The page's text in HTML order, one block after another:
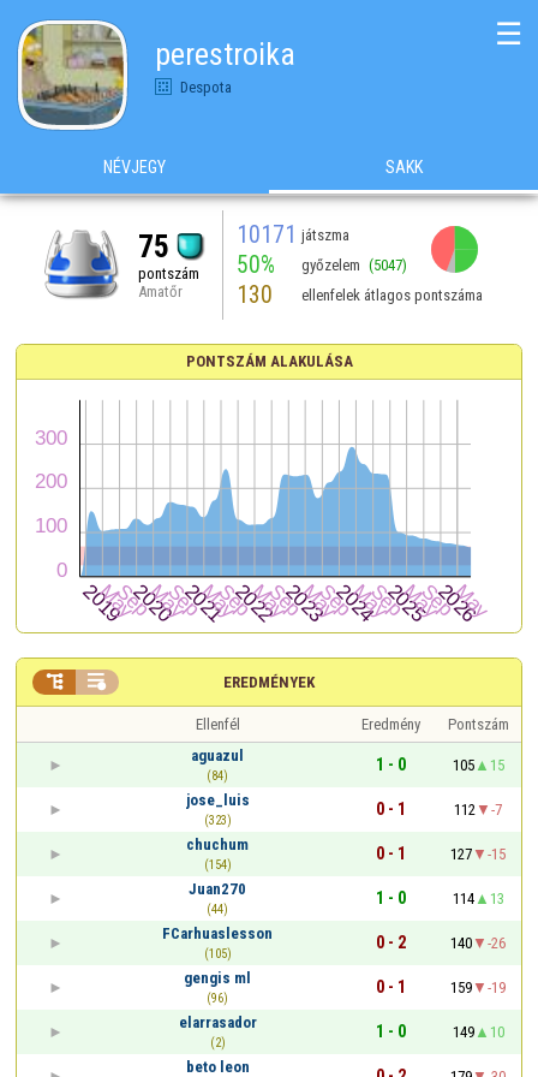
perestroika
Despota
☰
NÉVJEGY SAKK
75
pontszám
Amatőr
10171 játszma
50% győzelem (5047)
130 ellenfelek átlagos pontszáma
PONTSZÁM ALAKULÁSA
EREDMÉNYEK
 
Ellenfél Eredmény
Pontszám
aguazul
(84)
1 - 0 105
15
jose_luis
(323)
0 - 1 112
-7
chuchum
(154)
0 - 1 127
-15
Juan270
(44)
1 - 0 114
13
FCarhuaslesson
(105)
0 - 2 140
-26
gengis ml
(96)
0 - 1 159
-19
elarrasador
(2)
1 - 0 149
10
beto leon